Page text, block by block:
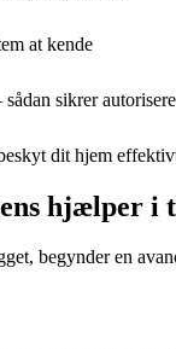
at kende
sikrer
dit hjem
hjælper i
begynder en